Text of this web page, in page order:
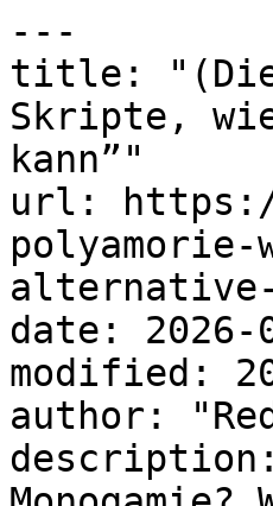
---
title: "(Die
Skripte,
kann”"
url: https://
alternative-
date: 2026-
modified:
author: